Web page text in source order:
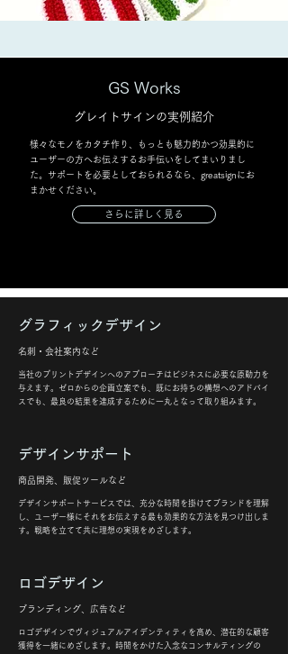
GS Works
グレイトサインの実例紹介
様々なモノをカタチ作り、もっとも魅力的かつ効果的に
ユーザーの方へお伝えするお手伝いをしてまいりまし
た。サポートを必要としておられるなら、greatsignにお
まかせください。
さらに詳しく見る
グラフィックデザイン
名刺・会社案内など
当社のプリントデザインへのアプローチはビジネスに必要な原動力を
与えます。ゼロからの企画立案でも、既にお持ちの構想へのアドバイ
スでも、最良の結果を達成するために一丸となって取り組みます。
デザインサポート
商品開発、販促ツールなど
デザインサポートサービスでは、充分な時間を掛けてブランドを理解
し、ユーザー様にそれをお伝えする最も効果的な方法を見つけ出しま
す。戦略を立てて共に理想の実現をめざします。
ロゴデザイン
​ブランディング、広告など
ロゴデザインでヴィジュアルアイデンティティを高め、潜在的な顧客
獲得を一緒にめざします。時間をかけた入念なコンサルティングの